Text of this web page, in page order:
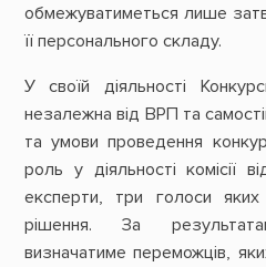
обмежуватиметься лише
її персонального складу.
У своїй діяльності
незалежна від ВРП та
та умови проведення
роль у діяльності комісії
експерти, три голоси яких
рішення. За
визначатиме переможців,